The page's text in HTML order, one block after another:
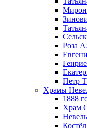
Мирон
Роза
Петр
Храмы
1888
Храм